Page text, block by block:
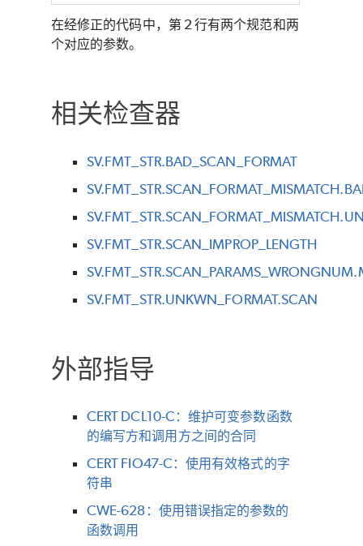
在经修正的代码中，第 2 行有两个规范和两
个对应的参数。
相关检查器
SV.FMT_STR.BAD_SCAN_FORMAT
SV.FMT_STR.SCAN_IMPROP_LENGTH
SV.FMT_STR.UNKWN_FORMAT.SCAN
外部指导
CERT DCL10-C：维护可变参数函数
的编写方和调用方之间的合同
CERT FIO47-C：使用有效格式的字
符串
CWE-628：使用错误指定的参数的
函数调用